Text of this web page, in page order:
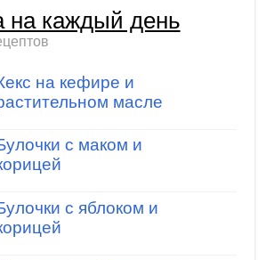
на каждый день
на кефире и
масле
с маком и
с яблоком и